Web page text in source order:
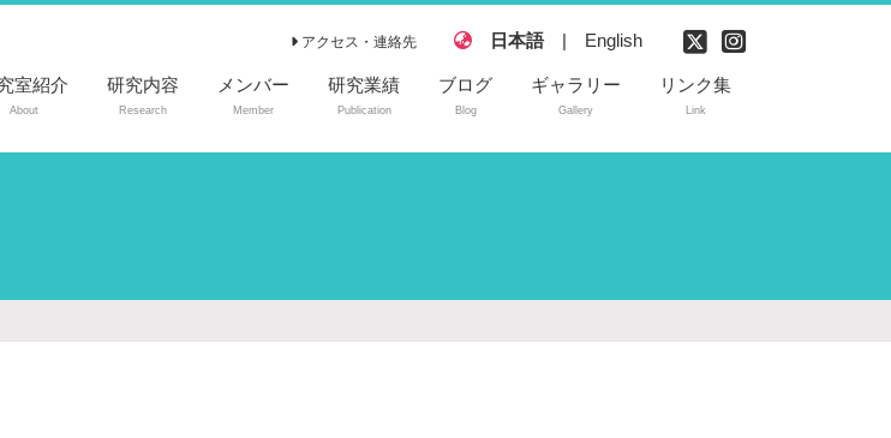
アクセス・連絡先 日本語 | English
室紹介
About
研究内容
Research
メンバー
Member
研究業績
Publication
ブログ
Blog
ギャラリー
Gallery
リンク集
Link